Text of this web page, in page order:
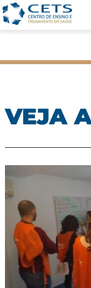
VEJA